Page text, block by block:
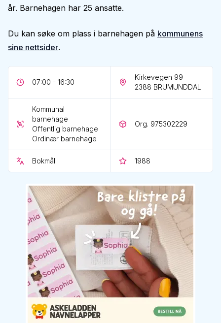
år. Barnehagen har 25 ansatte.
Du kan søke om plass i barnehagen på kommunens
sine nettsider.
07:00 - 16:30
Kirkevegen 99
2388 BRUMUNDDAL
Kommunal
barnehage
Offentlig barnehage
Ordinær barnehage
Org. 975302229
Bokmål 1988